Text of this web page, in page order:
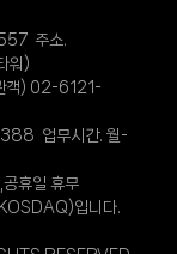
주소.
워)
객) 02-6121-
업무시간. 월-
휴일 휴무
입니다.